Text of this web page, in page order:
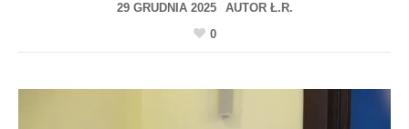
29 GRUDNIA 2025 AUTOR Ł.R.
0